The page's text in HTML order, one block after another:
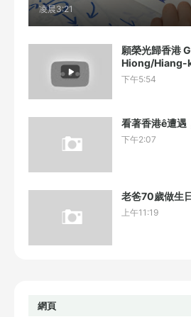
凌晨3:21
願榮光歸香港
Hiong/Hiang-
下午5:54
看著香港ê遭遇
下午2:07
老爸70歲做生
上午11:19
網頁